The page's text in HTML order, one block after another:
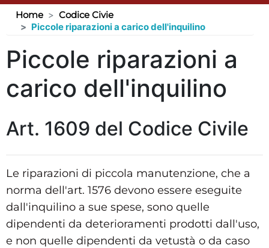
Home
Codice Civie
Piccole riparazioni a carico dell'inquilino
Piccole riparazioni a
carico dell'inquilino
Art. 1609 del Codice Civile
Le riparazioni di piccola manutenzione, che a
norma dell'art. 1576 devono essere eseguite
dall'inquilino a sue spese, sono quelle
dipendenti da deterioramenti prodotti dall'uso,
e non quelle dipendenti da vetustà o da caso